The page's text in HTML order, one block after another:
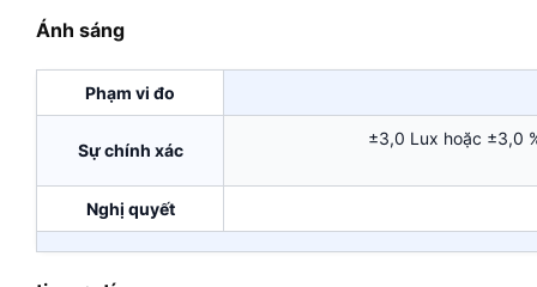
Ánh sáng
Phạm vi đo
Sự chính xác
±3,0 Lux hoặc ±3,0
Nghị quyết